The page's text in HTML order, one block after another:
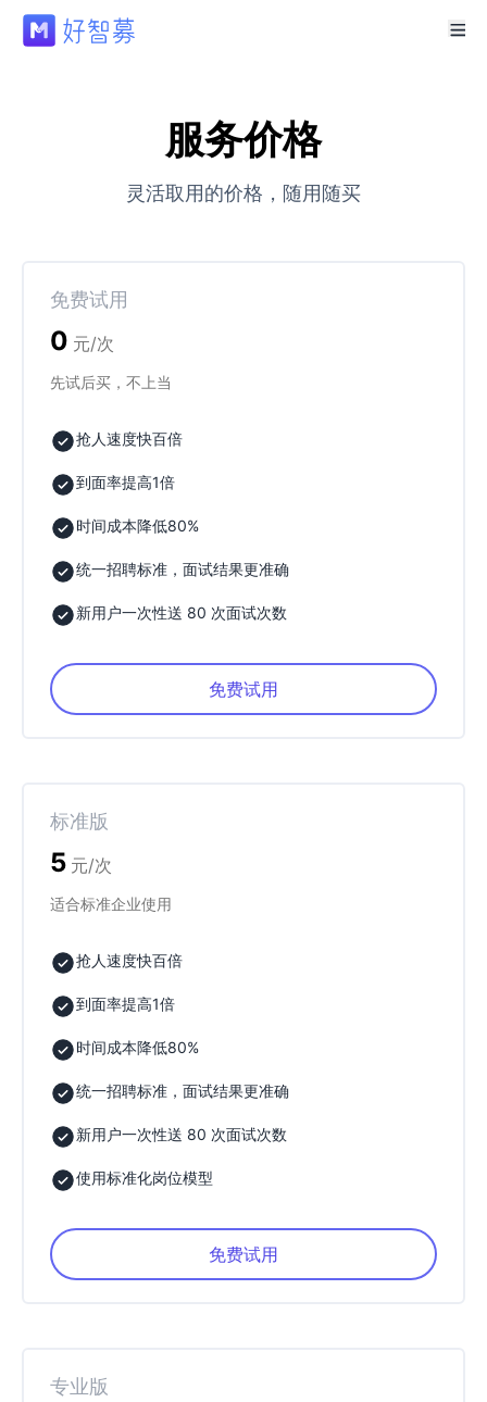
服务价格
灵活取用的价格，随用随买
免费试用
0 元/次
先试后买，不上当
抢人速度快百倍
到面率提高1倍
时间成本降低80%
统一招聘标准，面试结果更准确
新用户一次性送 80 次面试次数
免费试用
标准版
5 元/次
适合标准企业使用
抢人速度快百倍
到面率提高1倍
时间成本降低80%
统一招聘标准，面试结果更准确
新用户一次性送 80 次面试次数
使用标准化岗位模型
免费试用
专业版